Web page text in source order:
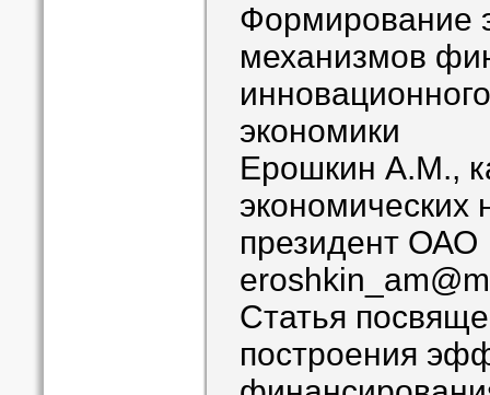
Формирование
механизмов
экономики
Ерошкин А.М.,
экономических
президент
Статья
построения